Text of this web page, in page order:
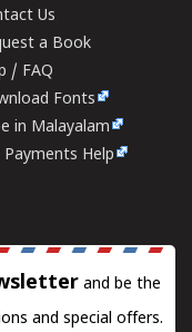
Us
a Book
/ FAQ
Fonts
in Malayalam
Payments Help
and be the
and special offers.